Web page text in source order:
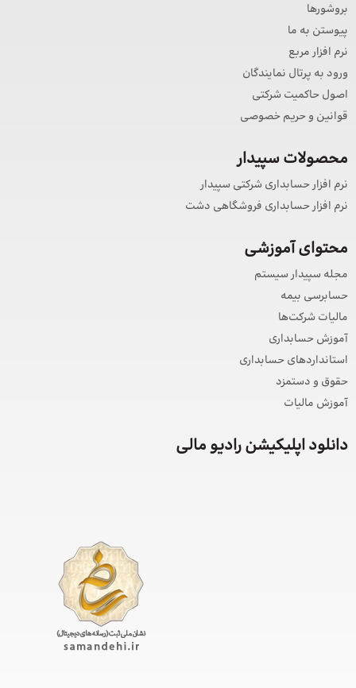
بروشورها
پیوستن به ما
نرم افزار مربع
ورود به پرتال نمایندگان
اصول حاکمیت شرکتی
قوانین و حریم خصوصی
محصولات سپیدار
نرم افزار حسابداری شرکتی سپیدار
نرم افزار حسابداری فروشگاهی دشت
محتوای آموزشی
مجله سپیدار سیستم
حسابرسی بیمه
مالیات شرکت‌ها
آموزش حسابداری
استانداردهای حسابداری
حقوق و دستمزد
آموزش مالیات
دانلود اپلیکیشن رادیو مالی